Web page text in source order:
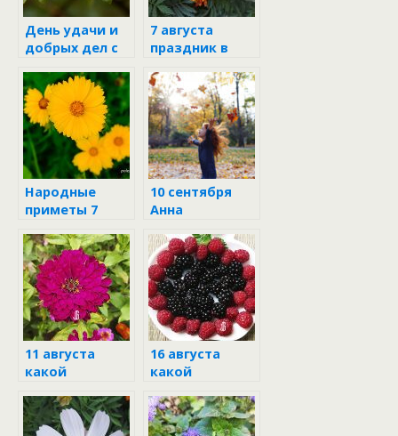
День удачи и
добрых дел с
7 августа
7 августа
праздник в
календаре
Народные
приметы 7
10 сентября
Анна
11 августа
какой
праздник
16 августа
какой
праздник